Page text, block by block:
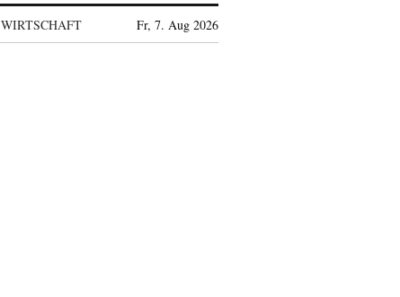
WIRTSCHAFT Fr, 7. Aug 2026